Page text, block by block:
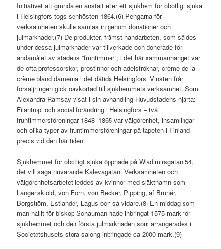
Initiativet att grunda en anstalt eller ett sjukhem för obotligt sjuka
i Helsingfors togs senhösten 1864.(6) Pengarna för
verksamheten skulle samlas in genom donationer och
julmarknader.(7) De produkter, främst handarbeten, som såldes
under dessa julmarknader var tillverkade och donerade för
ändamålet av stadens ”fruntimmer”; i det här sammanhanget var
de ofta professorskor, prostinnor och adelsfröknar, crème de la
crème bland damerna i det dåtida Helsingfors. Vinsten från
försäljningen gick oavkortad till sjukhemmets verksamhet. Som
Alexandra Ramsay visat i sin avhandling Huvudstadens hjärta:
Filantropi och social förändring i Helsingfors – två
fruntimmersföreningar 1848–1865 var välgörenhet, insamlingar
och olika typer av fruntimmersföreningar på tapeten i Finland
precis vid den här tiden.
Sjukhemmet för obotligt sjuka öppnade på Wladimirsgatan 54,
det vill säga nuvarande Kalevagatan. Verksamheten och
välgörenhetsarbetet leddes av kvinnor med släktnamn som
Langenskiöld, von Born, von Becker, Pipping, af Brunér,
Borgström, Estlander, Lagus och så vidare.(8) En middag som
man hållit för biskop Schauman hade inbringat 1575 mark för
sjukhemmet och den första julmarknaden som arrangerades i
Societetshusets stora salong inbringade ca 2000 mark.(9)